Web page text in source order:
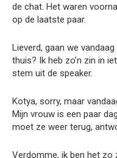
de chat. Het waren
op de laatste paar.
Lieverd, gaan we
thuis? Ik heb zo’n zin in
stem uit de speaker.
Kotya, sorry, maar
Mijn vrouw is een paar
moet ze weer terug,
Verdomme, ik ben het